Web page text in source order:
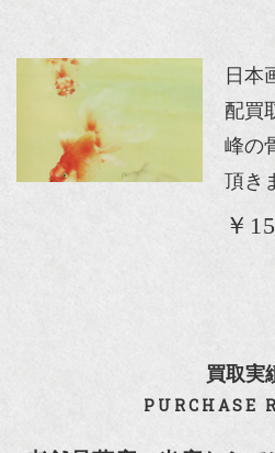
日本
配買
峰の
頂き
￥
買取実
PURCHASE